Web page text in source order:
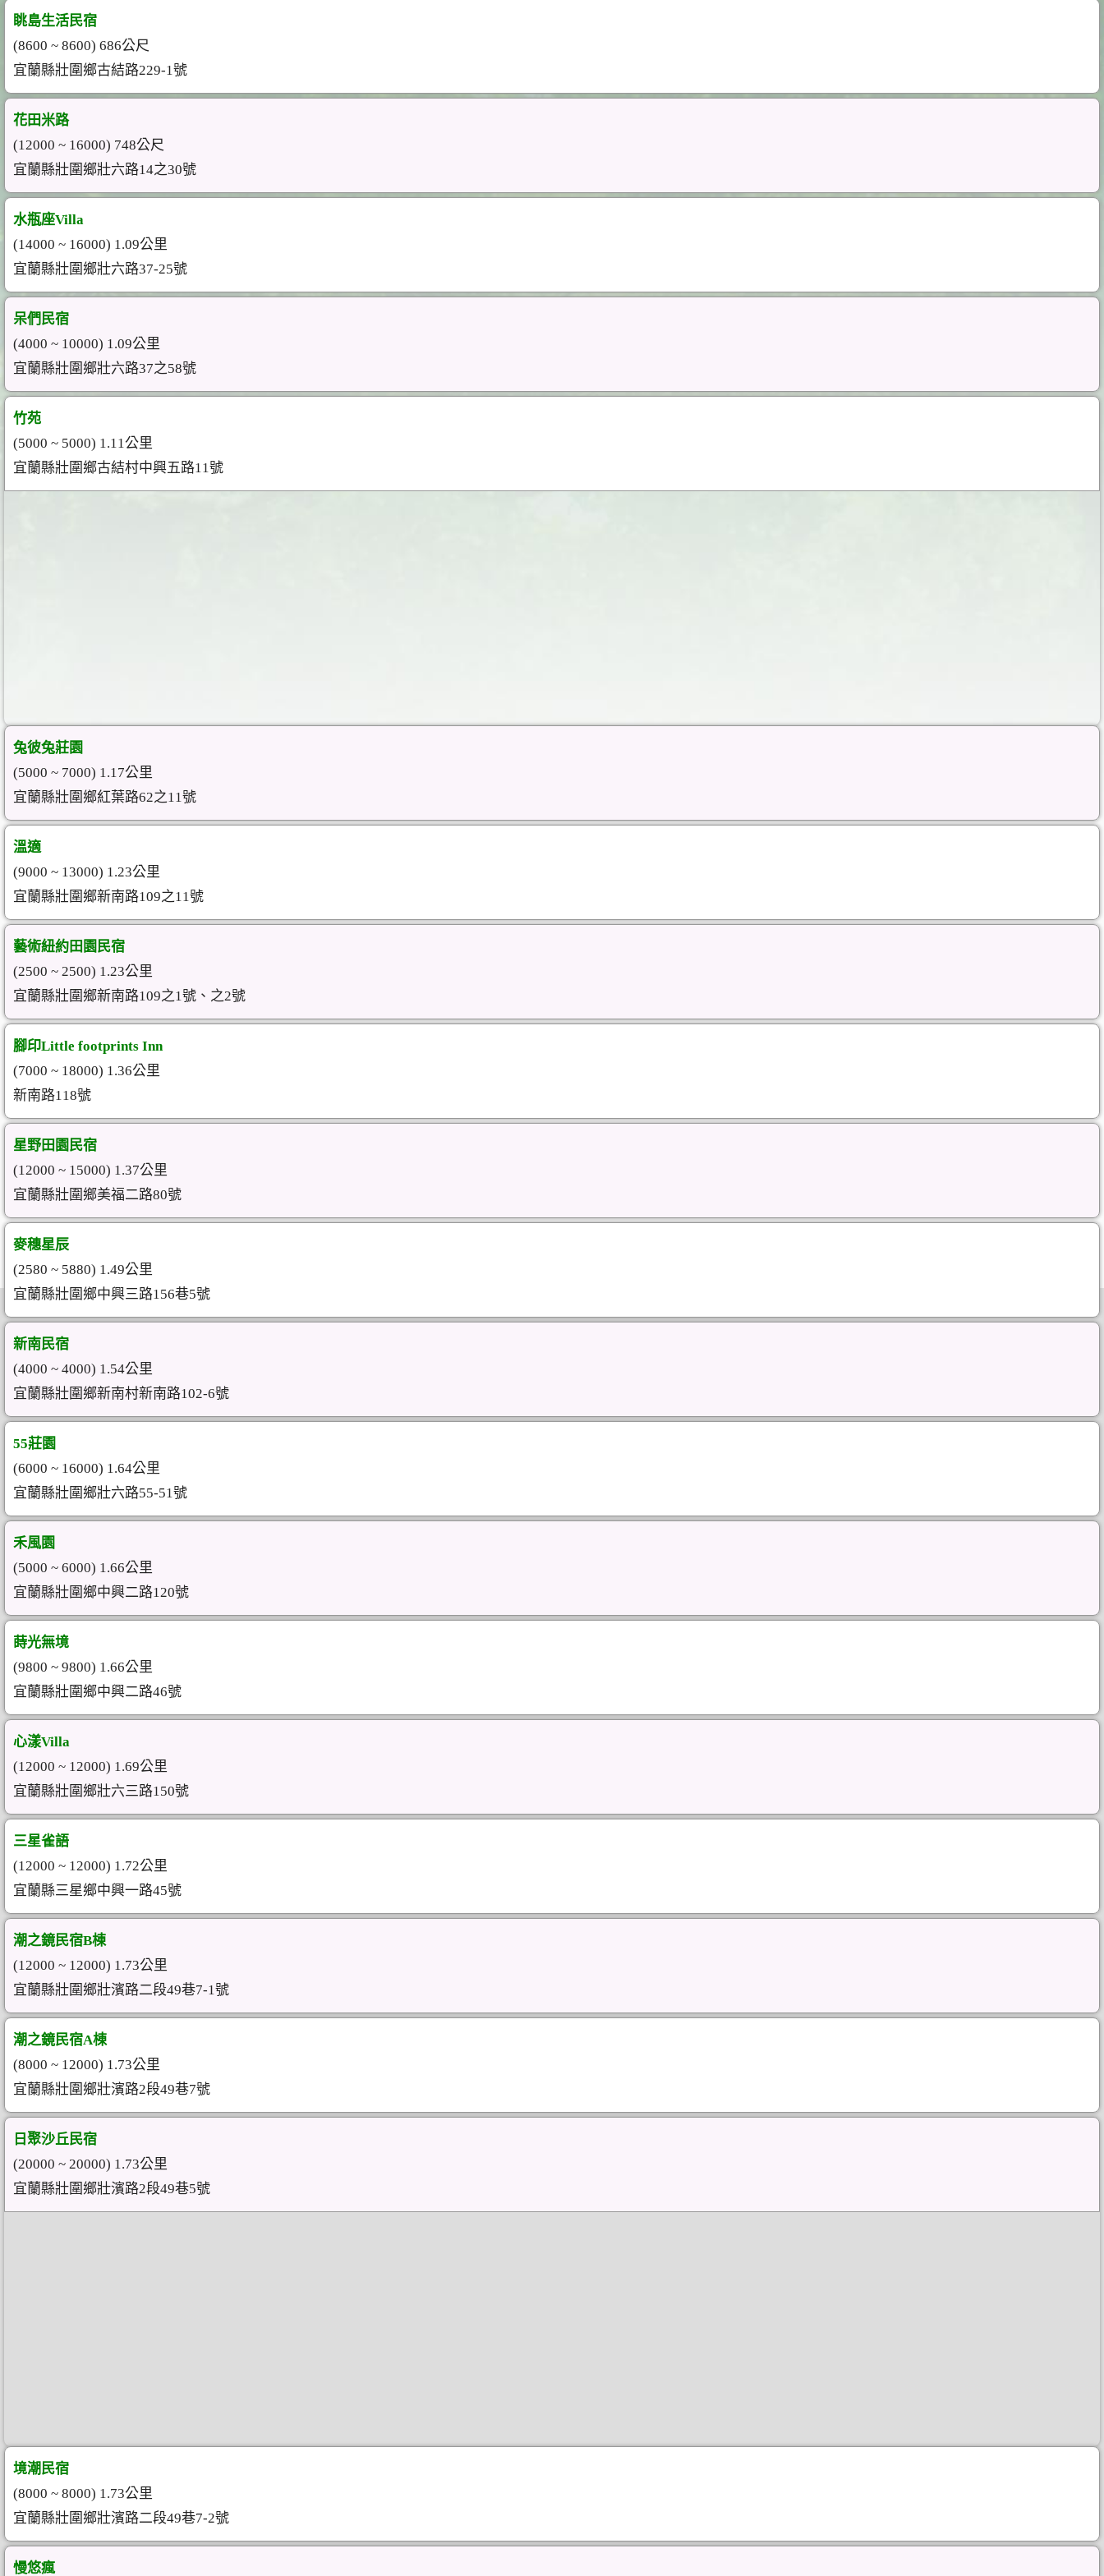
眺島生活民宿
(8600 ~ 8600) 686公尺
宜蘭縣壯圍鄉古結路229-1號
花田米路
(12000 ~ 16000) 748公尺
宜蘭縣壯圍鄉壯六路14之30號
水瓶座Villa
(14000 ~ 16000) 1.09公里
宜蘭縣壯圍鄉壯六路37-25號
呆們民宿
(4000 ~ 10000) 1.09公里
宜蘭縣壯圍鄉壯六路37之58號
竹苑
(5000 ~ 5000) 1.11公里
宜蘭縣壯圍鄉古結村中興五路11號
兔彼兔莊園
(5000 ~ 7000) 1.17公里
宜蘭縣壯圍鄉紅葉路62之11號
溫適
(9000 ~ 13000) 1.23公里
宜蘭縣壯圍鄉新南路109之11號
藝術紐約田園民宿
(2500 ~ 2500) 1.23公里
宜蘭縣壯圍鄉新南路109之1號、之2號
腳印Little footprints Inn
(7000 ~ 18000) 1.36公里
新南路118號
星野田園民宿
(12000 ~ 15000) 1.37公里
宜蘭縣壯圍鄉美福二路80號
麥穗星辰
(2580 ~ 5880) 1.49公里
宜蘭縣壯圍鄉中興三路156巷5號
新南民宿
(4000 ~ 4000) 1.54公里
宜蘭縣壯圍鄉新南村新南路102-6號
55莊園
(6000 ~ 16000) 1.64公里
宜蘭縣壯圍鄉壯六路55-51號
禾風園
(5000 ~ 6000) 1.66公里
宜蘭縣壯圍鄉中興二路120號
蒔光無境
(9800 ~ 9800) 1.66公里
宜蘭縣壯圍鄉中興二路46號
心漾Villa
(12000 ~ 12000) 1.69公里
宜蘭縣壯圍鄉壯六三路150號
三星雀語
(12000 ~ 12000) 1.72公里
宜蘭縣三星鄉中興一路45號
潮之鏡民宿B棟
(12000 ~ 12000) 1.73公里
宜蘭縣壯圍鄉壯濱路二段49巷7-1號
潮之鏡民宿A棟
(8000 ~ 12000) 1.73公里
宜蘭縣壯圍鄉壯濱路2段49巷7號
日聚沙丘民宿
(20000 ~ 20000) 1.73公里
宜蘭縣壯圍鄉壯濱路2段49巷5號
境潮民宿
(8000 ~ 8000) 1.73公里
宜蘭縣壯圍鄉壯濱路二段49巷7-2號
慢悠瘋